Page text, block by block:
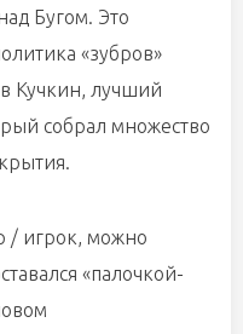
Бугом. Это
«зубров»
Кучкин, лучший
собрал множество
/ игрок, можно
«палочкой-